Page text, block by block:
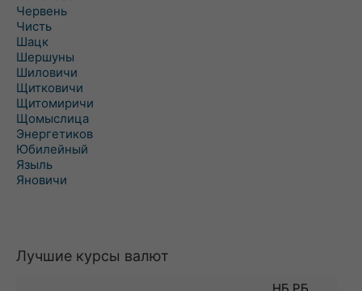
Червень
Чисть
Шацк
Шершуны
Шиловичи
Щитковичи
Щитомиричи
Щомыслица
Энергетиков
Юбилейный
Языль
Яновичи
Лучшие курсы валют